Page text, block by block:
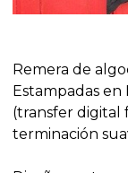
Remera de
Estampadas en
(transfer digital
terminación